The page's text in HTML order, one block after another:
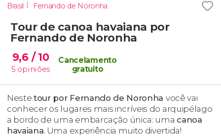
Brasil Fernando de Noronha
Tour de canoa havaiana por
Fernando de Noronha
9,6 / 10
5 opiniões
Cancelamento
gratuito
Nestetour por Fernando de Noronha você vai
conhecer os lugares mais incríveis do arquipélago
a bordo de uma embarcação única: uma canoa
havaiana. Uma experiência muito divertida!